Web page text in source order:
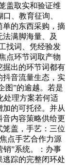
盖取实和验证维
、教育征询、
单的东西采购，摘
满脚海量、及
找词、凭经验发
点环节词取产物
掘出的环节词都有
抖音流量生态，实
图”的逾越。若是
处理方案若何适
的可托径。并从
内容策略供给更
笼盖，手艺：三位
点手艺合作力源
销”系统。：办事
踪的完整闭环处